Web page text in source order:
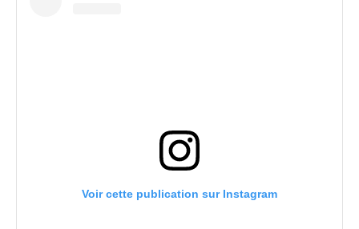
Voir cette publication sur Instagram